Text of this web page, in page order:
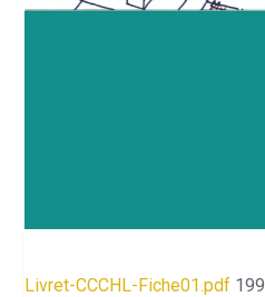
Livret-CCCHL-Fiche01.pdf